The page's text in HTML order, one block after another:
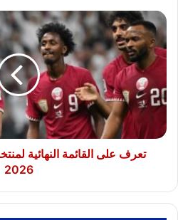
تعرف
على
القائمة
النهائية
لمنتخب
قطر
في
كأس
العالم
2026تعرف على القائمة النهائية
2026